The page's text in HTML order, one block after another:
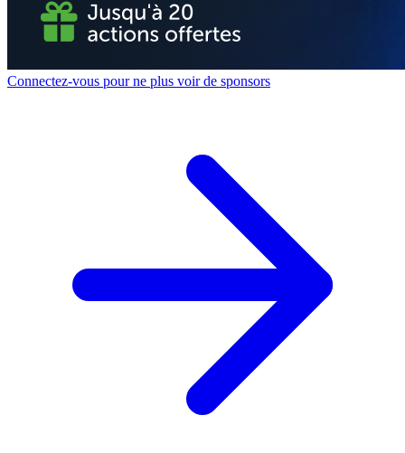
Connectez-vous pour ne plus voir de sponsors